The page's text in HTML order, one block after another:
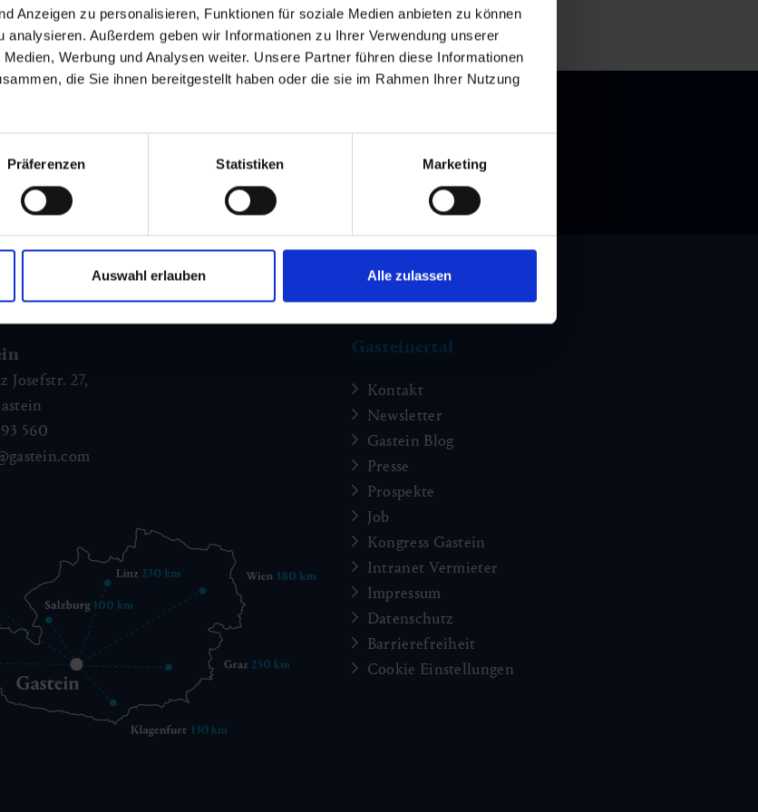
Anzeigen zu personalisieren, Funktionen für soziale Medien anbieten zu können
analysieren. Außerdem geben wir Informationen zu Ihrer Verwendung unserer
Werbung und Analysen weiter. Unsere Partner führen diese Informationen
die Sie ihnen bereitgestellt haben oder die sie im Rahmen Ihrer Nutzung
Präferenzen Statistiken Marketing
Auswahl erlauben Alle zulassen
Josefstr. 27,
560
Gasteinertal
Kontakt
Newsletter
Gastein Blog
Presse
Prospekte
Job
Kongress Gastein
Intranet Vermieter
Impressum
Datenschutz
Barrierefreiheit
Cookie Einstellungen